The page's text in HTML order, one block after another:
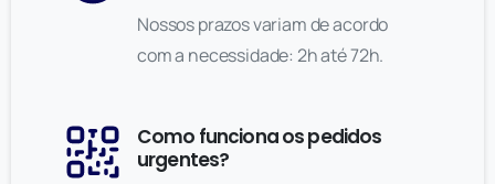
Nossos prazos variam de acordo
com a necessidade: 2h até 72h.
Como funciona os pedidos
urgentes?